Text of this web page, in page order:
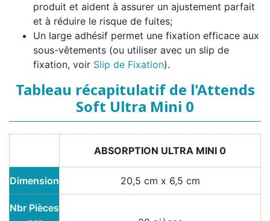
produit et aident à assurer un ajustement parfait
et à réduire le risque de fuites;
Un large adhésif permet une fixation efficace aux
sous-vêtements (ou utiliser avec un slip de
fixation, voir Slip de Fixation).
Tableau récapitulatif de l'Attends
Soft Ultra Mini 0
ABSORPTION ULTRA MINI 0
Dimension 20,5 cm x 6,5 cm
Nbr Pièces